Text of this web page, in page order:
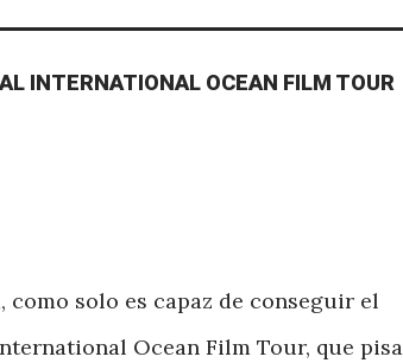
INTERNATIONAL OCEAN FILM TOUR
solo es capaz de conseguir el
Ocean Film Tour, que pisa